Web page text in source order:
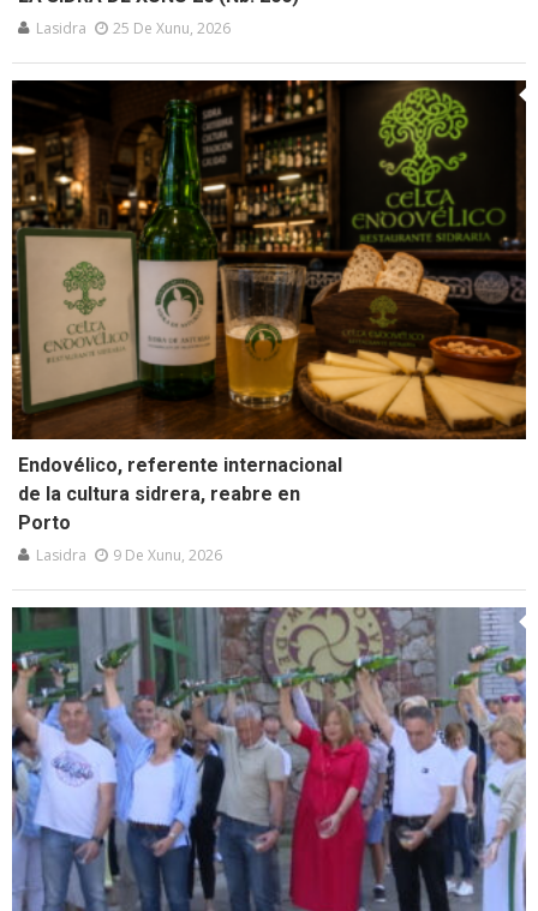
Lasidra 25 De Xunu, 2026
Endovélico, referente internacional
de la cultura sidrera, reabre en
Porto
Lasidra 9 De Xunu, 2026